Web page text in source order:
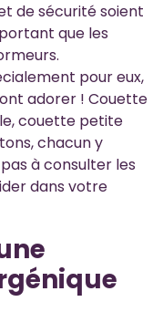
de sécurité soient
que les
pour eux,
adorer ! Couette
couette petite
chacun y
à consulter les
dans votre